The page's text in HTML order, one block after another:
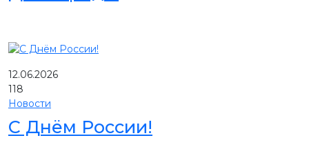
12.06.2026
118
Новости
С Днём России!